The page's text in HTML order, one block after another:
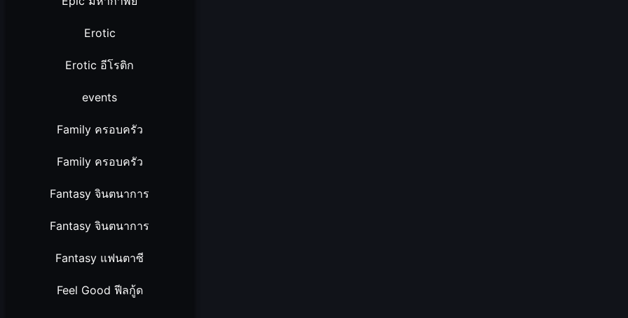
Erotic
Erotic อีโรติก
events
Family ครอบครัว
Family ครอบครัว
Fantasy จินตนาการ
Fantasy จินตนาการ
Fantasy แฟนตาซี
Feel Good ฟีลกู้ด